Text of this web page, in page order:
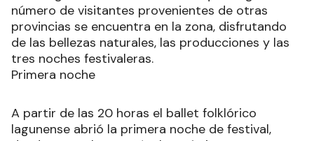
número de visitantes provenientes de otras
provincias se encuentra en la zona, disfrutando
de las bellezas naturales, las producciones y las
tres noches festivaleras.
Primera noche
A partir de las 20 horas el ballet folklórico
lagunense abrió la primera noche de festival,